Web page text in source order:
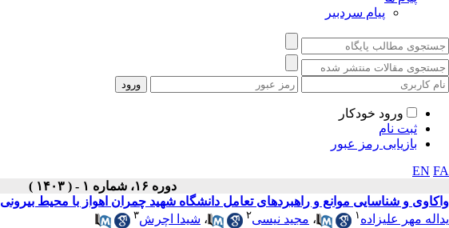
پیام سردبیر
ورود خودکار
ثبت نام
بازیابی رمز عبور
EN FA
دوره ۱۶، شماره ۱ - ( ۱۴۰۳ )
واکاوی و شناسایی موانع و راهبردهای تعامل دانشگاه شهید چمران اهواز با محیط بیرونی
یداله مهر علیزاده ۱ ، مجید نیسی۲ ، شیدا اچرش۳